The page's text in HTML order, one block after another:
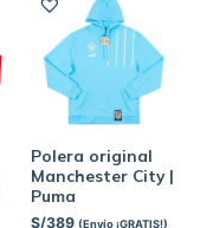
Polera original
Manchester City |
Puma
S/389 (Envío ¡GRATIS!)